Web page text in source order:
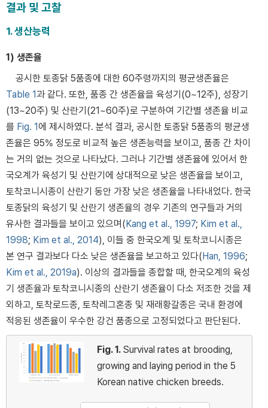
결과 및 고찰
1. 생산능력
1) 생존율
공시한 토종닭 5품종에 대한 60주령까지의 평균생존율은
Table 1과 같다. 또한, 품종 간 생존율을 육성기(0~12주), 성장기
(13~20주) 및 산란기(21~60주)로 구분하여 기간별 생존율 비교
를 Fig. 1에 제시하였다. 분석 결과, 공시한 토종닭 5품종의 평균생
존율은 95% 정도로 비교적 높은 생존능력을 보이고, 품종 간 차이
는 거의 없는 것으로 나타났다. 그러나 기간별 생존율에 있어서 한
국오계가 육성기 및 산란기에 상대적으로 낮은 생존율을 보이고,
토착코니시종이 산란기 동안 가장 낮은 생존율을 나타내었다. 한국
토종닭의 육성기 및 산란기 생존율의 경우 기존의 연구들과 거의
유사한 결과들을 보이고 있으며(Kang et al., 1997; Kim et al.,
1998; Kim et al., 2014), 이들 중 한국오계 및 토착코니시종은
본 연구 결과보다 다소 낮은 생존율을 보고하고 있다(Han, 1996;
Kim et al., 2019a). 이상의 결과들을 종합할 때, 한국오계의 육성
기 생존율과 토착코니시종의 산란기 생존율이 다소 저조한 것을 제
외하고, 토착로드종, 토착레그혼종 및 재래황갈종은 국내 환경에
적응된 생존율이 우수한 강건 품종으로 고정되었다고 판단된다.
Fig. 1. Survival rates at brooding,
growing and laying period in the 5
Korean native chicken breeds.